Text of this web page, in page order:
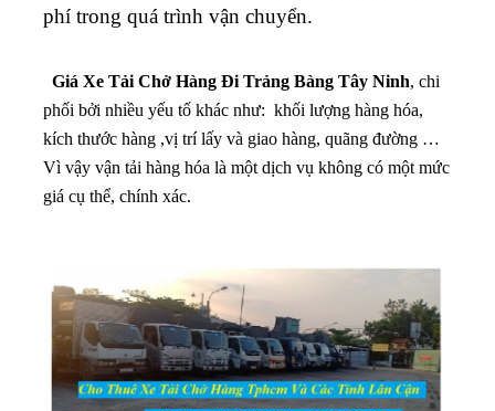
phí trong quá trình vận chuyển.
Giá Xe Tải Chở Hàng Đi Trảng Bàng Tây Ninh, chi
phối bởi nhiều yếu tố khác như: khối lượng hàng hóa,
kích thước hàng ,vị trí lấy và giao hàng, quãng đường …
Vì vậy vận tải hàng hóa là một dịch vụ không có một mức
giá cụ thể, chính xác.